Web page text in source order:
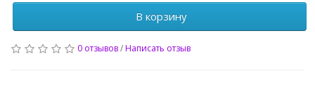
В корзину
0 отзывов/Написать отзыв